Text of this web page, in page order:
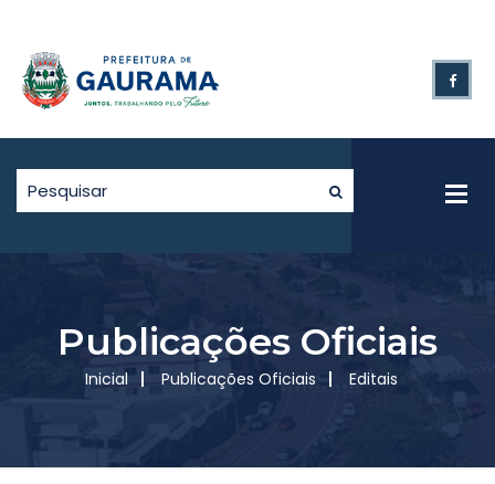
Publicações Oficiais
Inicial Publicações Oficiais Editais